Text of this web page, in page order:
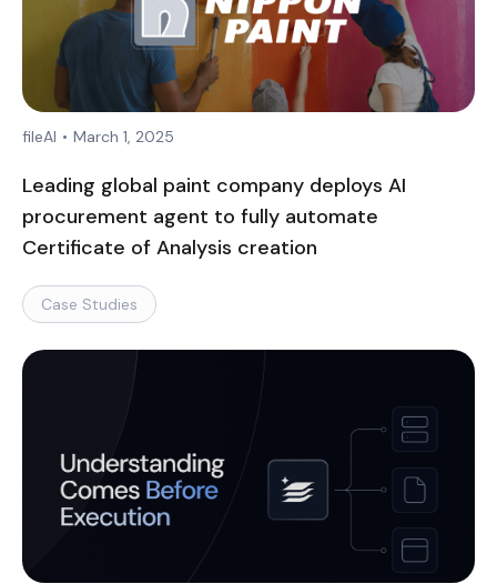
fileAI • March 1, 2025
Leading global paint company deploys AI
procurement agent to fully automate
Certificate of Analysis creation
Case Studies